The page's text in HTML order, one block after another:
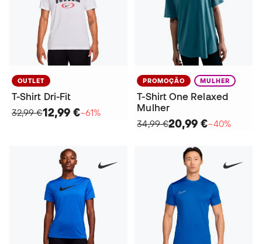
OUTLET
T-Shirt Dri-Fit
32,99 €12,99 €−61%
PROMOÇÃO MULHER
T-Shirt One Relaxed
Mulher
34,99 €20,99 €−40%